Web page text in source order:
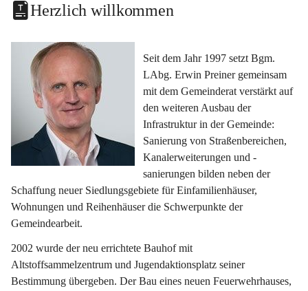
Herzlich willkommen
Seit dem Jahr 1997 setzt Bgm.
LAbg. Erwin Preiner gemeinsam
mit dem Gemeinderat verstärkt auf
den weiteren Ausbau der
Infrastruktur in der Gemeinde:
Sanierung von Straßenbereichen,
Kanalerweiterungen und -
sanierungen bilden neben der
Schaffung neuer Siedlungsgebiete für Einfamilienhäuser,
Wohnungen und Reihenhäuser die Schwerpunkte der
Gemeindearbeit.
2002 wurde der neu errichtete Bauhof mit
Altstoffsammelzentrum und Jugendaktionsplatz seiner
Bestimmung übergeben. Der Bau eines neuen Feuerwehrhauses,